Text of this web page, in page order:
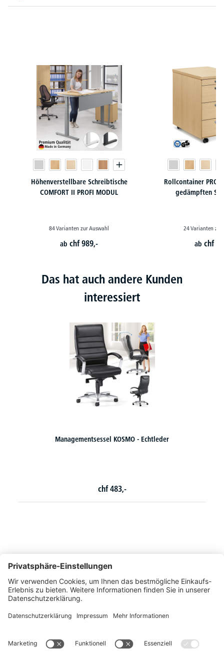
Höhenverstellbare Schreibtische
COMFORT II PROFI MODUL
84 Varianten zur Auswahl
abchf 989,-
Rollcontainer
gedämpften
24 Varianten zur
abchf
Das hat auch andere Kunden
interessiert
Chefsessel DELTA-FORMULA - Wipp-Mechanik
Montags bis Freitags von 08:30 - 17:00 Uhr
+41 44 240 / 11 55
+41 44 240 / 11 57
info@office-trade.ch